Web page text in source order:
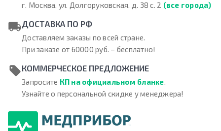
г. Москва, ул. Долгоруковская, д. 38 с. 2 (все города)
ДОСТАВКА ПО РФ
Доставляем заказы по всей стране.
При заказе от 60000 руб. – бесплатно!
КОММЕРЧЕСКОЕ ПРЕДЛОЖЕНИЕ
Запросите КП на официальном бланке.
Узнайте о персональной скидке у менеджера!